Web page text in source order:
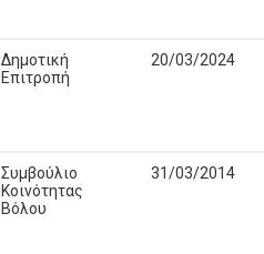
Δημοτική
Επιτροπή
20/03/2024
Συμβούλιο
Κοινότητας
Βόλου
31/03/2014